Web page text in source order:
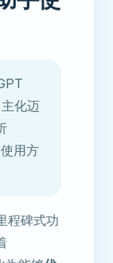
化迈
用方
程碑式功